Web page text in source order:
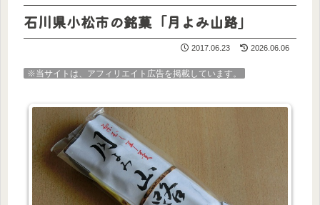
石川県小松市の銘菓「月よみ山路」
2017.06.23 2026.06.06
※当サイトは、アフィリエイト広告を掲載しています。